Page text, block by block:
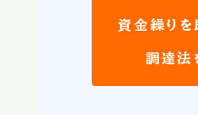
資金繰り
調達法